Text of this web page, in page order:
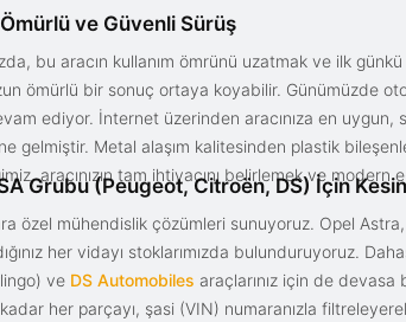
ve Güvenli Sürüş
bu aracın kullanım ömrünü uzatmak ve ilk
ömürlü bir sonuç ortaya koyabilir. Günümüzde
ediyor. İnternet üzerinden aracınıza en uygun,
gelmiştir. Metal alaşım kalitesinden plastik
aracınızın tam ihtiyacını belirlemek ve modern
Grubu (Peugeot, Citroën, DS) İçin
özel mühendislik çözümleri sunuyoruz. Opel
her vidayı stoklarımızda bulunduruyoruz.
ve DS Automobiles araçlarınız için de
her parçayı, şasi (VIN) numaranızla